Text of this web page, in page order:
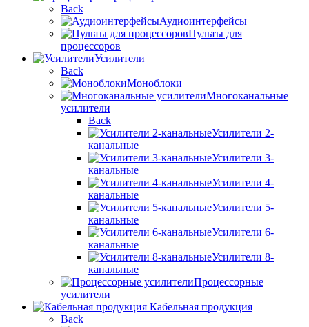
Back
Аудиоинтерфейсы
Пульты для
процессоров
Усилители
Back
Моноблоки
Многоканальные
усилители
Back
Усилители 2-
канальные
Усилители 3-
канальные
Усилители 4-
канальные
Усилители 5-
канальные
Усилители 6-
канальные
Усилители 8-
канальные
Процессорные
усилители
Кабельная продукция
Back